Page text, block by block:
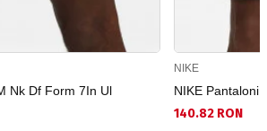
Nk Df Form 7In Ul
NIKE
NIKE Pantaloni
140.82 RON